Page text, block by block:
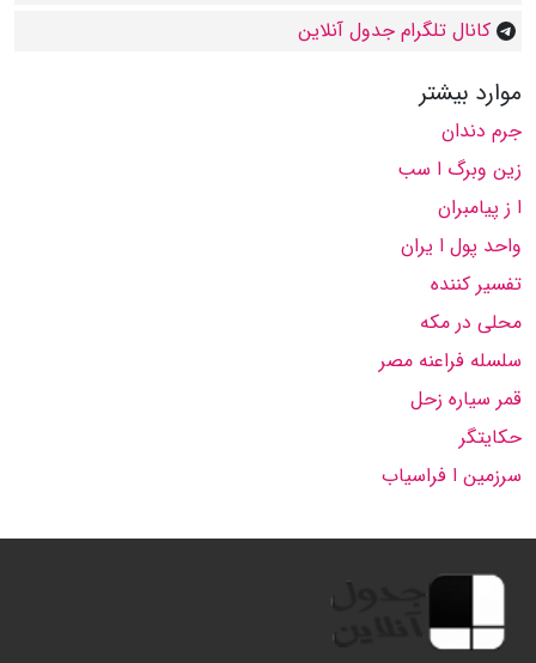
کانال تلگرام جدول آنلاین
موارد بیشتر
جرم دندان
زین وبرگ ا سب
ا ز پیامبران
واحد پول ا یران
تفسیر كننده
محلی در مكه
سلسله فراعنه مصر
قمر سیاره زحل
حكایتگر
سرزمین ا فراسیاب